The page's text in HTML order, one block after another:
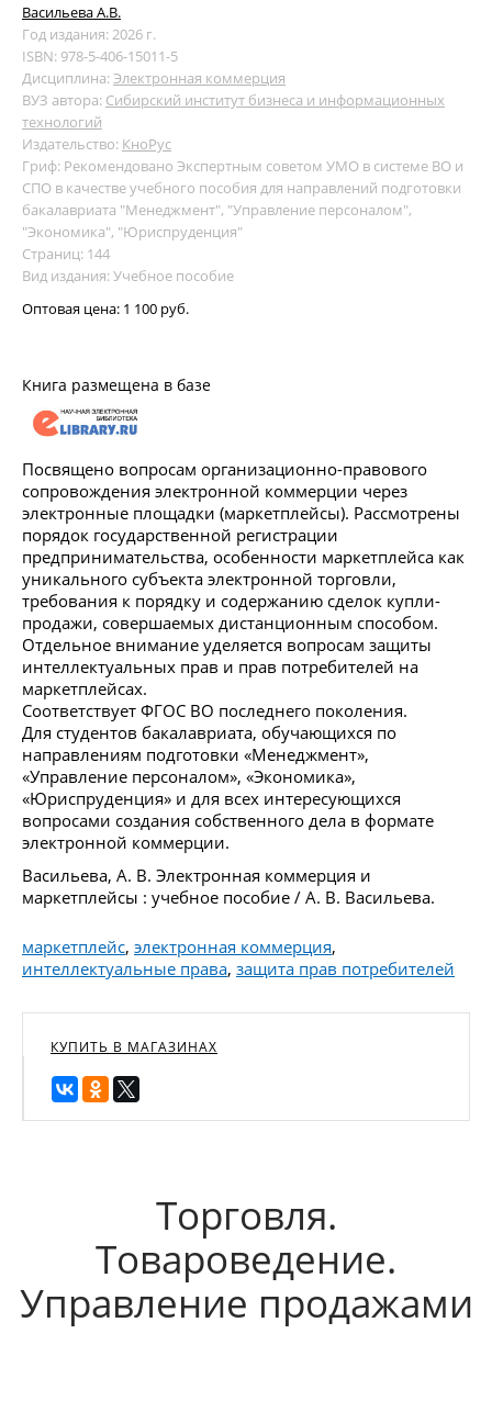
Васильева А.В.
Год издания: 2026 г.
ISBN: 978-5-406-15011-5
Дисциплина:Электронная коммерция
ВУЗ автора: Сибирский институт бизнеса и информационных
технологий
Издательство: КноРус
Гриф: Рекомендовано Экспертным советом УМО в системе ВО и
СПО в качестве учебного пособия для направлений подготовки
бакалавриата "Менеджмент", "Управление персоналом",
"Экономика", "Юриспруденция"
Страниц: 144
Вид издания: Учебное пособие
Оптовая цена: 1 100 руб.
Книга размещена в базе
Посвящено вопросам организационно-правового
сопровождения электронной коммерции через
электронные площадки (маркетплейсы). Рассмотрены
порядок государственной регистрации
предпринимательства, особенности маркетплейса как
уникального субъекта электронной торговли,
требования к порядку и содержанию сделок купли-
продажи, совершаемых дистанционным способом.
Отдельное внимание уделяется вопросам защиты
интеллектуальных прав и прав потребителей на
маркетплейсах.
Соответствует ФГОС ВО последнего поколения.
Для студентов бакалавриата, обучающихся по
направлениям подготовки «Менеджмент»,
«Управление персоналом», «Экономика»,
«Юриспруденция» и для всех интересующихся
вопросами создания собственного дела в формате
электронной коммерции.
Васильева, А. В. Электронная коммерция и
маркетплейсы : учебное пособие / А. В. Васильева.
маркетплейс, электронная коммерция,
интеллектуальные права, защита прав потребителей
КУПИТЬ В МАГАЗИНАХ
Торговля.
Товароведение.
Управление продажами